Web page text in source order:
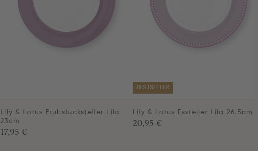
Lily & Lotus Frühstücksteller Lila
23cm
17,95 €
BESTSELLER
Lily & Lotus Essteller Lila 26.5cm
20,95 €